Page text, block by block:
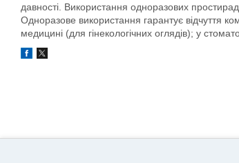
давності. Використання одноразових
Одноразове використання гарантує відчуття
медицині (для гінекологічних оглядів); у